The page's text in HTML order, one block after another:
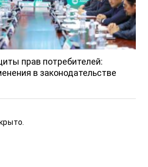
прав потребителей:
в законодательстве